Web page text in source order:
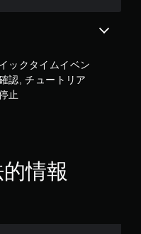
ックタイムイベン
認, チュートリア
止
情報